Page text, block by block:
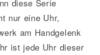
diese Serie
nur eine Uhr,
am Handgelenk
ist jede Uhr dieser